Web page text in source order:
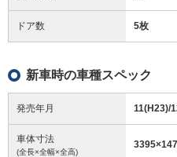
ドア数 5枚
新車時の車種スペック
発売年月 11(H23)/
車体寸法
(全長×全幅×全高)
3395×